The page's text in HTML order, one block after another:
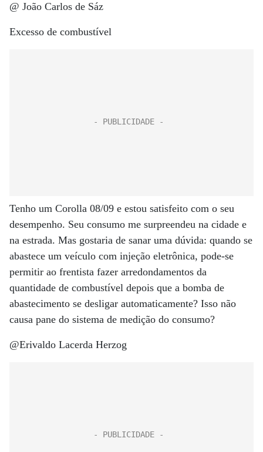
@ João Carlos de Sáz
Excesso de combustível
Tenho um Corolla 08/09 e estou satisfeito com o seu
desempenho. Seu consumo me surpreendeu na cidade e
na estrada. Mas gostaria de sanar uma dúvida: quando se
abastece um veículo com injeção eletrônica, pode-se
permitir ao frentista fazer arredondamentos da
quantidade de combustível depois que a bomba de
abastecimento se desligar automaticamente? Isso não
causa pane do sistema de medição do consumo?
@Erivaldo Lacerda Herzog